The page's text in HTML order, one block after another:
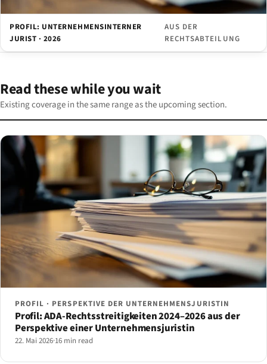
PROFIL: UNTERNEHMENSINTERNER
JURIST · 2026
AUS DER
RECHTSABTEILUNG
Read these while you wait
Existing coverage in the same range as the upcoming section.
PROFIL · PERSPEKTIVE DER UNTERNEHMENSJURISTIN
Profil: ADA-Rechtsstreitigkeiten 2024–2026 aus der
Perspektive einer Unternehmensjuristin
22. Mai 2026·16 min read